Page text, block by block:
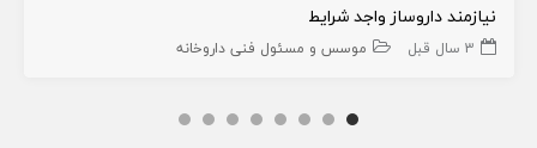
نیازمند داروساز واجد شرایط
3 سال قبل موسس و مسئول فنی داروخانه